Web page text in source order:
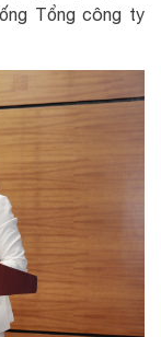
Tổng công ty